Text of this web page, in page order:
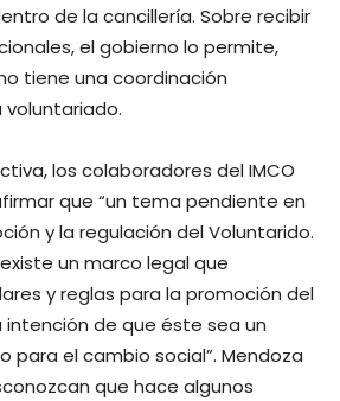
de la cancillería. Sobre recibir
el gobierno lo permite,
tiene una coordinación
los colaboradores del IMCO
que “un tema pendiente en
y la regulación del Voluntarido.
un marco legal que
y reglas para la promoción del
de que éste sea un
para el cambio social”. Mendoza
que hace algunos